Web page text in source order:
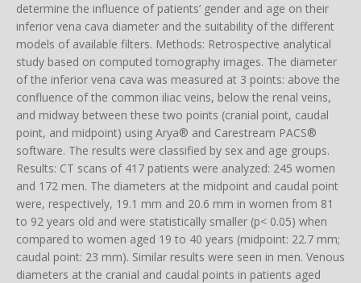
determine the influence of patients’ gender and age on their
inferior vena cava diameter and the suitability of the different
models of available filters. Methods: Retrospective analytical
study based on computed tomography images. The diameter
of the inferior vena cava was measured at 3 points: above the
confluence of the common iliac veins, below the renal veins,
and midway between these two points (cranial point, caudal
point, and midpoint) using Arya® and Carestream PACS®
software. The results were classified by sex and age groups.
Results: CT scans of 417 patients were analyzed: 245 women
and 172 men. The diameters at the midpoint and caudal point
were, respectively, 19.1 mm and 20.6 mm in women from 81
to 92 years old and were statistically smaller (p< 0.05) when
compared to women aged 19 to 40 years (midpoint: 22.7 mm;
caudal point: 23 mm). Similar results were seen in men. Venous
diameters at the cranial and caudal points in patients aged